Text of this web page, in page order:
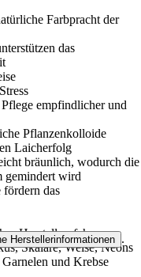
Farbpracht der
das
empfindlicher und
Pflanzenkolloide
Laicherfolg
bräunlich, wodurch die
gemindert wird
fördern das
Herstellverfahren
Skalare, Welse, Neons
und Krebse
Herstellerinformationen .